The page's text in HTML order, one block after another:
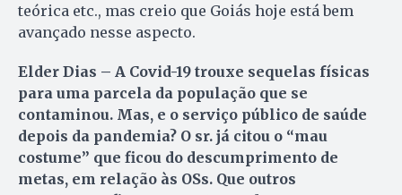
teórica etc., mas creio que Goiás hoje está bem
avançado nesse aspecto.
Elder Dias – A Covid-19 trouxe sequelas físicas
para uma parcela da população que se
contaminou. Mas, e o serviço público de saúde
depois da pandemia? O sr. já citou o “mau
costume” que ficou do descumprimento de
metas, em relação às OSs. Que outros